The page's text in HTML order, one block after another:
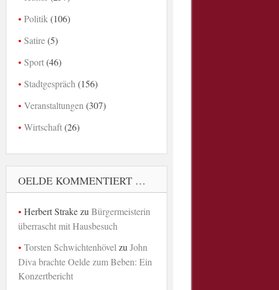
Politik (106)
Satire(5)
Sport(46)
Stadtgespräch (156)
Veranstaltungen (307)
Wirtschaft(26)
OELDE KOMMENTIERT …
Herbert Strakezu Bürgermeisterin
überrascht mit Hausbesuch
Torsten Schwichtenhövel zu John
Diva brachte Oelde zum Beben: Ein
Konzertbericht